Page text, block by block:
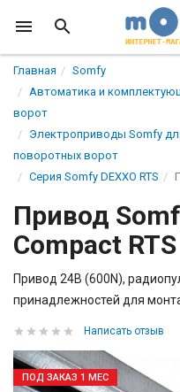
Главная
Somfy
Автоматика и
ворот
Электроприводы Somfy
поворотных ворот
Серия Somfy DEXXO RTS
Привод
Compact RTS
Привод 24В (600N),
принадлежностей для
Написать отзыв
ПОД ЗАКАЗ 1 МЕС